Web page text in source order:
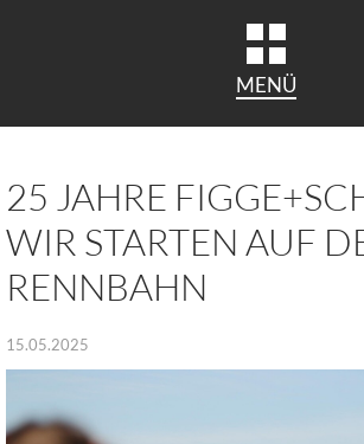
MENÜ
25 JAHRE
WIR STARTEN AUF
RENNBAHN
15.05.2025